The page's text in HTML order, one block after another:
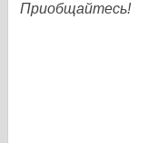
Приобщайтесь!